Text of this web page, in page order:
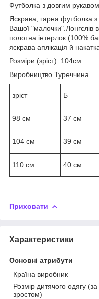
Футболка з довгим
Яскрава, гарна футболка
Вашої "малочки".Лонгслів
полотна інтерлок (100%
яскрава аплікація й
Розміри (зріст): 104см.
Виробництво Туреччина
зріст Б
98 см 37 см
104 см 39 см
110 см 40 см
Приховати
Характеристики
Основні атрибути
Країна виробник
Розмір дитячого одягу (за
зростом)